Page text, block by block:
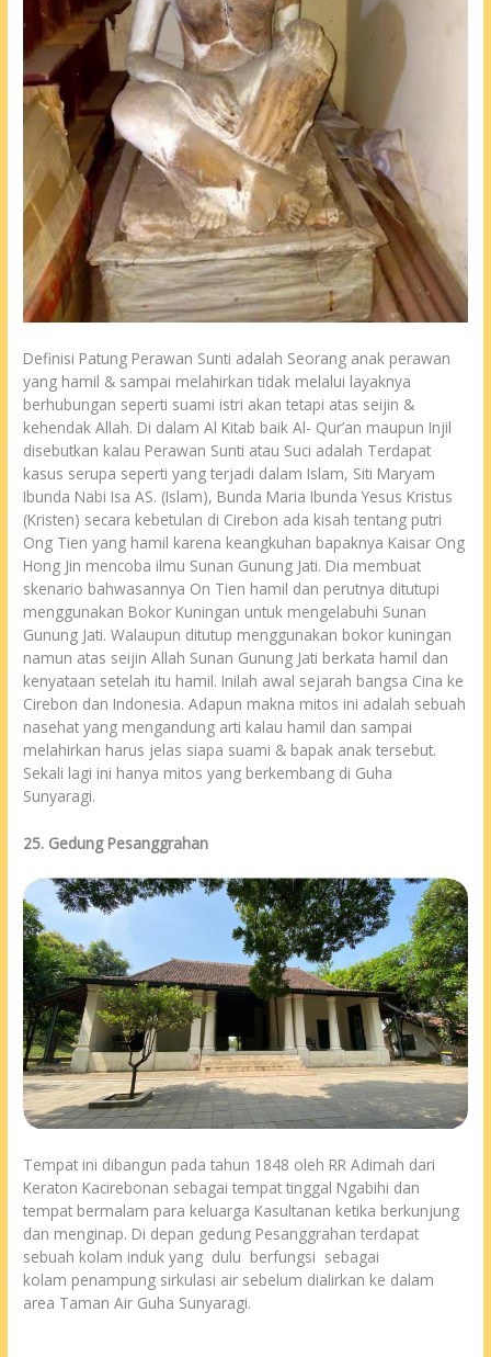
Definisi Patung Perawan Sunti adalah Seorang anak perawan
yang hamil & sampai melahirkan tidak melalui layaknya
berhubungan seperti suami istri akan tetapi atas seijin &
kehendak Allah. Di dalam Al Kitab baik Al- Qur’an maupun Injil
disebutkan kalau Perawan Sunti atau Suci adalah Terdapat
kasus serupa seperti yang terjadi dalam Islam, Siti Maryam
Ibunda Nabi Isa AS. (Islam), Bunda Maria Ibunda Yesus Kristus
(Kristen) secara kebetulan di Cirebon ada kisah tentang putri
Ong Tien yang hamil karena keangkuhan bapaknya Kaisar Ong
Hong Jin mencoba ilmu Sunan Gunung Jati. Dia membuat
skenario bahwasannya On Tien hamil dan perutnya ditutupi
menggunakan Bokor Kuningan untuk mengelabuhi Sunan
Gunung Jati. Walaupun ditutup menggunakan bokor kuningan
namun atas seijin Allah Sunan Gunung Jati berkata hamil dan
kenyataan setelah itu hamil. Inilah awal sejarah bangsa Cina ke
Cirebon dan Indonesia. Adapun makna mitos ini adalah sebuah
nasehat yang mengandung arti kalau hamil dan sampai
melahirkan harus jelas siapa suami & bapak anak tersebut.
Sekali lagi ini hanya mitos yang berkembang di Guha
Sunyaragi.
25. Gedung Pesanggrahan
Tempat ini dibangun pada tahun 1848 oleh RR Adimah dari
Keraton Kacirebonan sebagai tempat tinggal Ngabihi dan
tempat bermalam para keluarga Kasultanan ketika berkunjung
dan menginap. Di depan gedung Pesanggrahan terdapat
sebuah kolam induk yang dulu berfungsi sebagai
kolam penampung sirkulasi air sebelum dialirkan ke dalam
area Taman Air Guha Sunyaragi.